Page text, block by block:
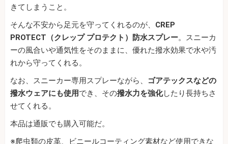
きてしまうこと。
そんな不安から足元を守ってくれるのが、 CREP
PROTECT（クレップ プロテクト）防水スプレー。スニーカ
ーの風合いや通気性をそのままに、優れた撥水効果で水や汚
れから守ってくれる。
なお、スニーカー専用スプレーながら、
ゴアテックスなどの
撥水ウェアにも使用でき、その撥水力を強化したり長持ちさ
せてくれる。
本品は通販でも購入可能だ。
※爬虫類の皮革、ビニールコーティング素材など使用できな